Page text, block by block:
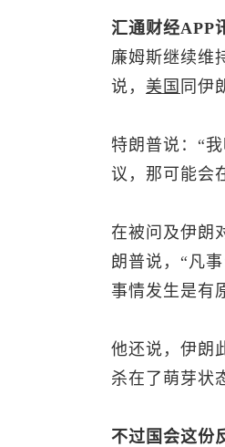
汇通财经
廉姆斯继续维
说， 美国 同伊
特朗普说：“
议，那可能会
在被问及伊朗
朗普说，“凡
事情发生是有
他还说，伊朗
杀在了萌芽状
不过国会这份